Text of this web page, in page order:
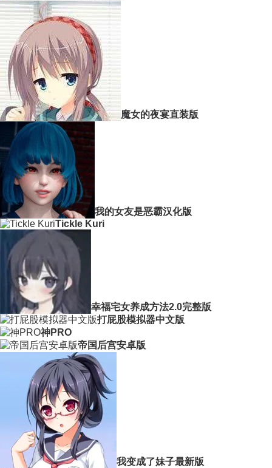
魔女的夜宴直装版
我的女友是恶霸汉化版
Tickle Kuri
幸福宅女养成方法2.0完整版
打屁股模拟器中文版
神PRO
帝国后宫安卓版
我变成了妹子最新版